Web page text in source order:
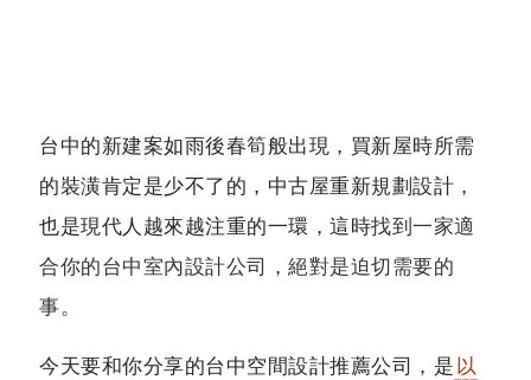
台中的新建案如雨後春筍般出現，買新屋時所需
的裝潢肯定是少不了的，中古屋重新規劃設計，
也是現代人越來越注重的一環，這時找到一家適
合你的台中室內設計公司，絕對是迫切需要的
事。
今天要和你分享的台中空間設計推薦公司，是以